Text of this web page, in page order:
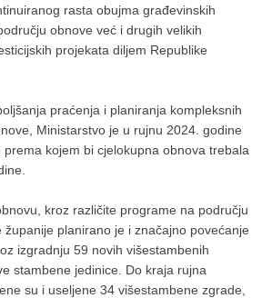
rasta obujma građevinskih
obnove već i drugih velikih
projekata diljem Republike
praćenja i planiranja kompleksnih
Ministarstvo je u rujnu 2024. godine
prema kojem bi cjelokupna obnova trebala
kroz različite programe na području
županije planirano je i značajno povećanje
izgradnju 59 novih višestambenih
stambene jedinice. Do kraja rujna
su i useljene 34 višestambene zgrade,